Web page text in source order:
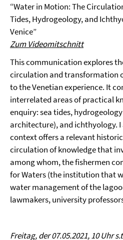
“Water in Motion: The
Tides, Hydrogeology, and
Venice”
Zum Videomitschnitt
This communication explores
circulation and transformation
to the Venetian experience. It
interrelated areas of practical
enquiry: sea tides,
architecture), and ichthyology.
context offers a relevant
circulation of knowledge that
among whom, the fishermen
for Waters (the institution that
water management of the
lawmakers, university
Freitag, der 07.05.2021, 10 Uhr